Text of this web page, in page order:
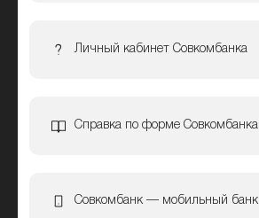
Личный кабинет Совкомбанка
Справка по форме Совкомбанка
Совкомбанк — мобильный банк